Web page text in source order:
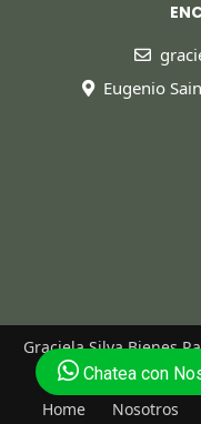
Eugenio
Graciela Silva Bienes
Home
Nosotros
Chatea con